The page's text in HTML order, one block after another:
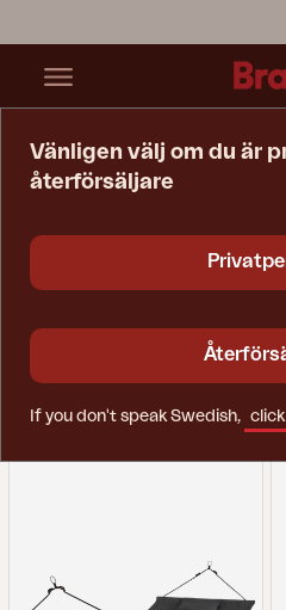
Filtrera
Vänligen välj om du är
återförsäljare
If you don't speak Swedish,